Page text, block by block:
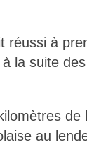
réussi à
la suite
de
au